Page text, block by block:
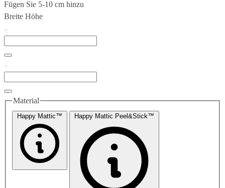
Fügen Sie 5-10 cm hinzu
Breite Höhe
Material
Happy Mattic™ Happy Mattic Peel&Stick™